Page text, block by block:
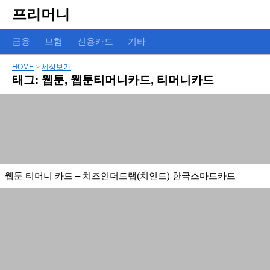
프리머니
금융 보험 신용카드 기타
HOME > 세상보기
태그: 웹툰, 웹툰티머니카드, 티머니카드
웹툰 티머니 카드 – 치즈인더트랩(치인트) 한국스마트카드